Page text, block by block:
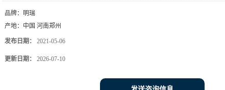
品牌： 明瑞
产地： 中国 河南郑州
发布日期： 2021-05-06
更新日期： 2026-07-10